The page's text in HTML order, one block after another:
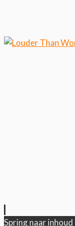
Spring naar inhoud
weten over ons